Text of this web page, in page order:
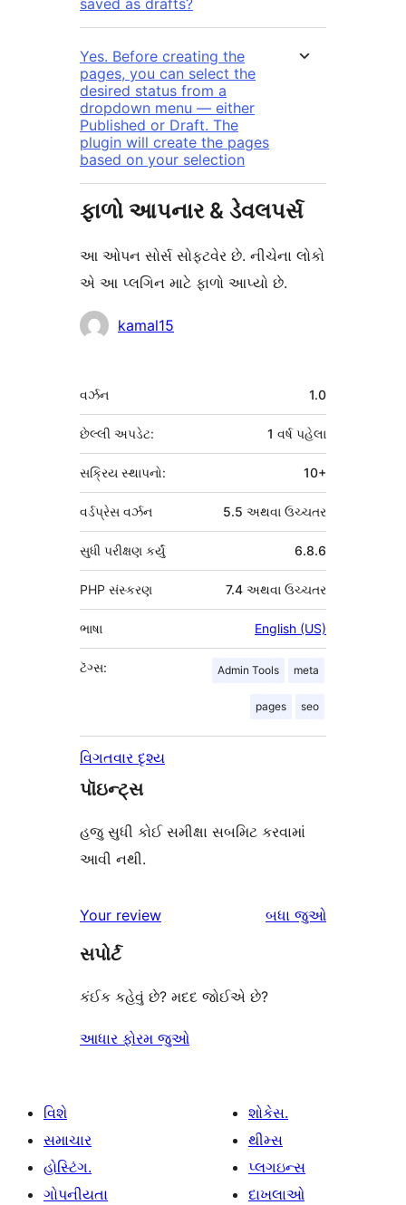
saved as drafts?
Yes. Before creating the
pages, you can select the
desired status from a
dropdown menu — either
Published or Draft. The
plugin will create the pages
based on your selection
ફાળો આપનાર & ડેવલપર્સ
આ ઓપન સોર્સ સોફ્ટવેર છે. નીચેના લોકો
એ આ પ્લગિન માટે ફાળો આપ્યો છે.
ફાળો
kamal15
મેટા
વર્ઝન 1.0
છેલ્લી અપડેટ: 1 વર્ષપહેલા
સક્રિય સ્થાપનો: 10+
વર્ડપ્રેસ વર્ઝન 5.5 અથવા ઉચ્ચતર
6.8.6
સુધી પરીક્ષણ કર્યું
PHP સંસ્કરણ 7.4 અથવા ઉચ્ચતર
ભાષા English (US)
ટૅગ્સ: Admin Tools meta
pages seo
વિગતવાર દૃશ્ય
પૉઇન્ટ્સ
હજુ સુધી કોઈ સમીક્ષા સબમિટ કરવામાં
આવી નથી.
Your review બધા સમીક્ષાઓ
જુઓ
સપોર્ટ
કંઈક કહેવું છે? મદદ જોઈએ છે?
આધાર ફોરમ જુઓ
વિશે
સમાચાર
હોસ્ટિંગ.
ગોપનીયતા
શોકેસ.
થીમ્સ
પ્લગઇન્સ
દાખલાઓ